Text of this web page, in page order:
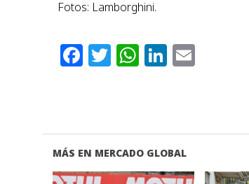
Fotos: Lamborghini.
Facebook
Twitter
WhatsApp
LinkedIn
MÁS EN MERCADO GLOBAL